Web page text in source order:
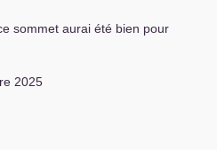
sommet aurai été bien pour
2025